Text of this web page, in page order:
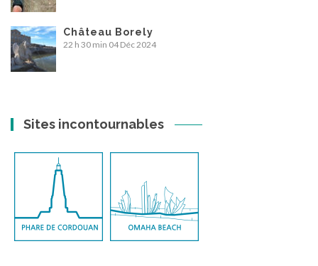
Château Borely
22 h 30 min 04 Déc 2024
Sites incontournables